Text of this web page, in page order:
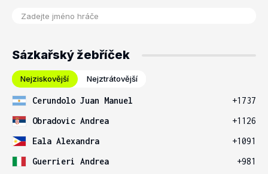
Sázkařský žebříček
Nejziskovější Nejztrátovější
Cerundolo Juan Manuel
+1737
Obradovic Andrea
+1126
Eala Alexandra
+1091
Guerrieri Andrea
+981